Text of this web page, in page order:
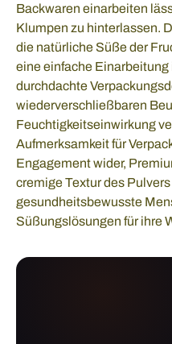
Backwaren einarbeiten
Klumpen zu hinterlassen.
die natürliche Süße der
eine einfache
durchdachte
wiederverschließbaren
Feuchtigkeitseinwirkung
Aufmerksamkeit für
Engagement wider,
cremige Textur des
gesundheitsbewusste
Süßungslösungen für ihre